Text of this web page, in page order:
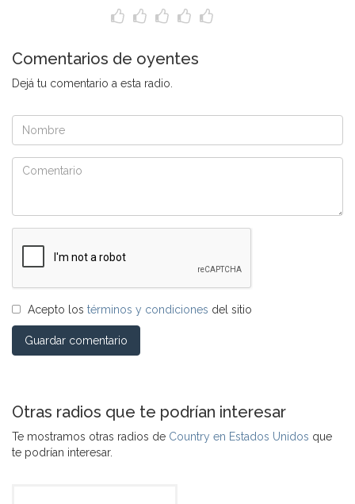
Comentarios de oyentes
Dejá tu comentario a esta radio.
Acepto los términos y condiciones del sitio
Guardar comentario
Otras radios que te podrían interesar
Te mostramos otras radios de Country en Estados Unidos que
te podrían interesar.